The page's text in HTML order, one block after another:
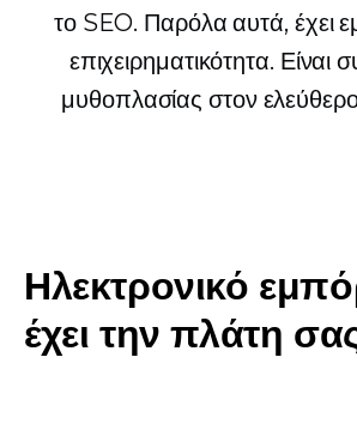
το SEO. Παρόλα αυτά, έχει
επιχειρηματικότητα. Είναι
μυθοπλασίας στον
Ηλεκτρονικό
έχει την πλάτη